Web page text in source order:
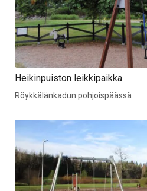
Heikinpuiston leikkipaikka
Röykkälänkadun pohjoispäässä